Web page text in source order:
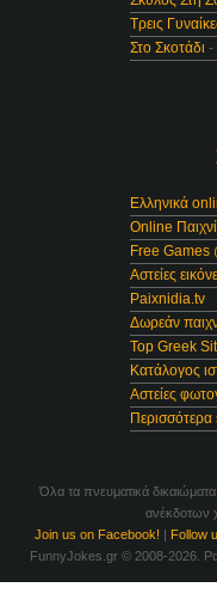
Τρεις
Στο Σκοτάδι -
Ελληνικά
Online
Free Games
Αστείες
Paixnidia.tv
Δωρεάν
Top Greek
Κατάλογος
Αστείες
Περισσότερα
Όλα τα πνευματικά
ανέκδοτων
Join us on Facebook! | Follow
FunnyJokes.gr © 2008-2026.